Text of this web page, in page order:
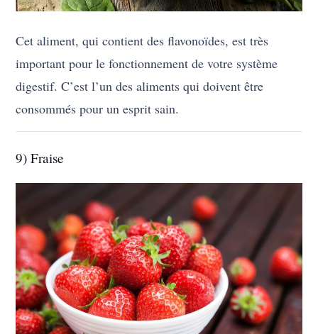
Cet aliment, qui contient des flavonoïdes, est très
important pour le fonctionnement de votre système
digestif. C’est l’un des aliments qui doivent être
consommés pour un esprit sain.
9) Fraise